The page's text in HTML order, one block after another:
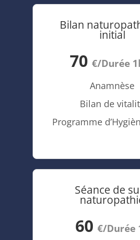
Bilan
initial
70 €/Durée
Anamnèse
Bilan de
Programme
Séance de
60 €/Durée